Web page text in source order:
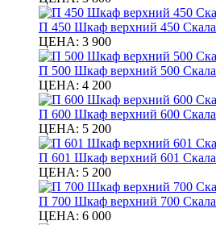
П 450 Шкаф верхний 450 Скала
ЦЕНА: 3 900
П 500 Шкаф верхний 500 Скала
ЦЕНА: 4 200
П 600 Шкаф верхний 600 Скала
ЦЕНА: 5 200
П 601 Шкаф верхний 601 Скала
ЦЕНА: 5 200
П 700 Шкаф верхний 700 Скала
ЦЕНА: 6 000